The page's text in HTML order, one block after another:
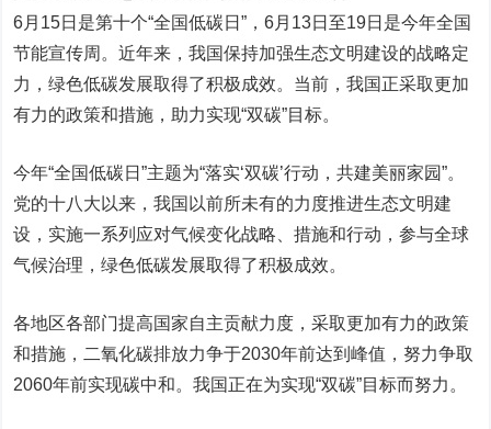
6月15日是第十个“全国低碳日”，6月13日至19日是今年全国
节能宣传周。近年来，我国保持加强生态文明建设的战略定
力，绿色低碳发展取得了积极成效。当前，我国正采取更加
有力的政策和措施，助力实现“双碳”目标。
今年“全国低碳日”主题为“落实‘双碳’行动，共建美丽家园”。
党的十八大以来，我国以前所未有的力度推进生态文明建
设，实施一系列应对气候变化战略、措施和行动，参与全球
气候治理，绿色低碳发展取得了积极成效。
各地区各部门提高国家自主贡献力度，采取更加有力的政策
和措施，二氧化碳排放力争于2030年前达到峰值，努力争取
2060年前实现碳中和。我国正在为实现“双碳”目标而努力。